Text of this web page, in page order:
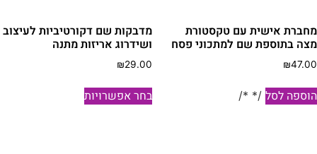
אישית עם טקסטורת
בתוספת שם למתכוני פסח
₪
לסל /* */
מדבקות שם דקורטיביות לעיצוב
ושידרוג אריזות מתנה
₪29.00
בחר אפשרויות
למוצר
זה